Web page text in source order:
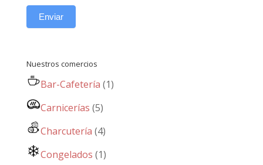
Enviar
Nuestros comercios
Bar-Cafetería (1)
Carnicerías (5)
Charcutería (4)
Congelados (1)